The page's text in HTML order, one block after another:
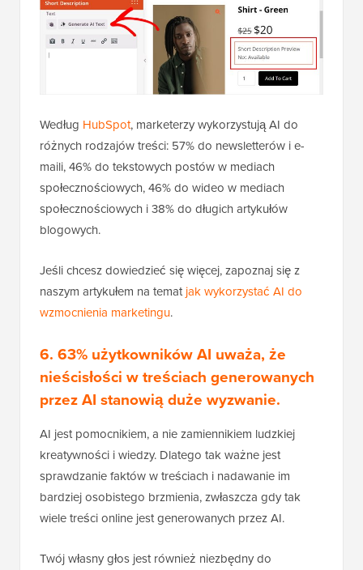
Według HubSpot, marketerzy wykorzystują AI do
różnych rodzajów treści: 57% do newsletterów i e-
maili, 46% do tekstowych postów w mediach
społecznościowych, 46% do wideo w mediach
społecznościowych i 38% do długich artykułów
blogowych.
Jeśli chcesz dowiedzieć się więcej, zapoznaj się z
naszym artykułem na tematjak wykorzystać AI do
wzmocnienia marketingu.
6. 63% użytkowników AI uważa, że
nieścisłości w treściach generowanych
przez AI stanowią duże wyzwanie.
AI jest pomocnikiem, a nie zamiennikiem ludzkiej
kreatywności i wiedzy. Dlatego tak ważne jest
sprawdzanie faktów w treściach i nadawanie im
bardziej osobistego brzmienia, zwłaszcza gdy tak
wiele treści online jest generowanych przez AI.
Twój własny głos jest również niezbędny do